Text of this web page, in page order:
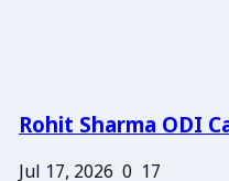
Rohit Sharma ODI
Jul 17, 2026 0 17